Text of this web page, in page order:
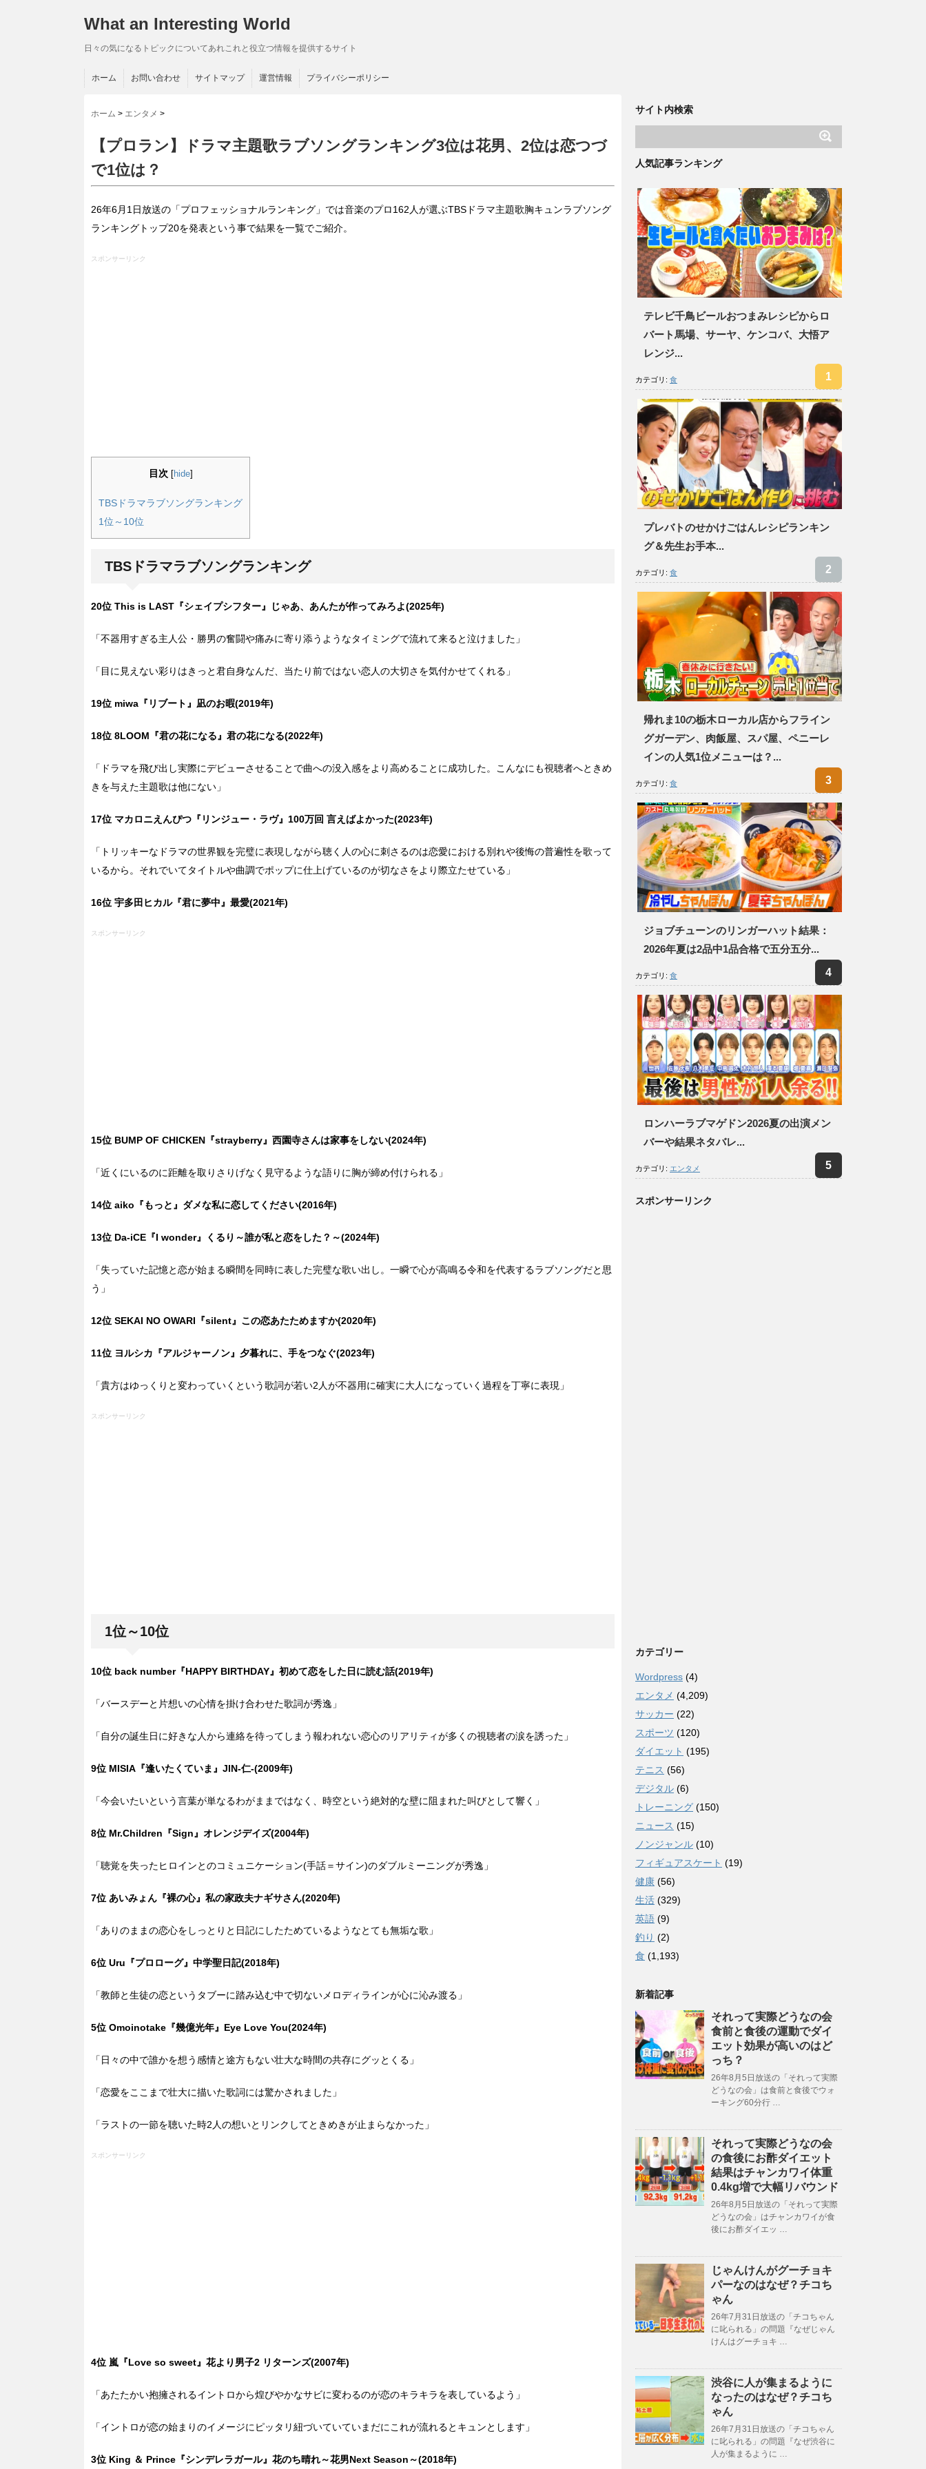
What an Interesting World
日々の気になるトピックについてあれこれと役立つ情報を提供するサイト
ホーム お問い合わせ サイトマップ 運営情報 プライバシーポリシー
ホーム > エンタメ >
【プロラン】ドラマ主題歌ラブソングランキング3位は花男、2位は恋つづ
で1位は？
26年6月1日放送の「プロフェッショナルランキング」では音楽のプロ162人が選ぶTBSドラマ主題歌胸キュンラブソング
ランキングトップ20を発表という事で結果を一覧でご紹介。
スポンサーリンク
目次 [hide]
TBSドラマラブソングランキング
1位～10位
TBSドラマラブソングランキング
20位 This is LAST『シェイプシフター』じゃあ、あんたが作ってみろよ(2025年)
「不器用すぎる主人公・勝男の奮闘や痛みに寄り添うようなタイミングで流れて来ると泣けました」
「目に見えない彩りはきっと君自身なんだ、当たり前ではない恋人の大切さを気付かせてくれる」
19位 miwa『リブート 』凪のお暇(2019年)
18位 8LOOM『君の花になる』君の花になる(2022年)
「ドラマを飛び出し実際にデビューさせることで曲への没入感をより高めることに成功した。こんなにも視聴者へときめ
きを与えた主題歌は他にない」
17位 マカロニえんぴつ『リンジュー・ラヴ』100万回 言えばよかった(2023年)
「トリッキーなドラマの世界観を完璧に表現しながら聴く人の心に刺さるのは恋愛における別れや後悔の普遍性を歌って
いるから。それでいてタイトルや曲調でポップに仕上げているのが切なさをより際立たせている」
16位 宇多田ヒカル『君に夢中』最愛(2021年)
スポンサーリンク
15位 BUMP OF CHICKEN『strayberry』西園寺さんは家事をしない(2024年)
「近くにいるのに距離を取りさりげなく見守るような語りに胸が締め付けられる」
14位 aiko『もっと』ダメな私に恋してください(2016年)
13位 Da-iCE『I wonder』くるり～誰が私と恋をした？～(2024年)
「失っていた記憶と恋が始まる瞬間を同時に表した完璧な歌い出し。一瞬で心が高鳴る令和を代表するラブソングだと思
う」
12位 SEKAI NO OWARI『silent』この恋あたためますか(2020年)
11位 ヨルシカ『アルジャーノン』夕暮れに、手をつなぐ(2023年)
「貴方はゆっくりと変わっていくという歌詞が若い2人が不器用に確実に大人になっていく過程を丁寧に表現」
スポンサーリンク
1位～10位
10位 back number『HAPPY BIRTHDAY』初めて恋をした日に読む話(2019年)
「バースデーと片想いの心情を掛け合わせた歌詞が秀逸」
「自分の誕生日に好きな人から連絡を待ってしまう報われない恋心のリアリティが多くの視聴者の涙を誘った」
9位 MISIA『逢いたくていま』JIN-仁-(2009年)
「今会いたいという言葉が単なるわがままではなく、時空という絶対的な壁に阻まれた叫びとして響く」
8位 Mr.Children『Sign』オレンジデイズ(2004年)
「聴覚を失ったヒロインとのコミュニケーション(手話＝サイン)のダブルミーニングが秀逸」
7位 あいみょん『裸の心』私の家政夫ナギサさん(2020年)
「ありのままの恋心をしっとりと日記にしたためているようなとても無垢な歌」
6位 Uru『プロローグ』中学聖日記(2018年)
「教師と生徒の恋というタブーに踏み込む中で切ないメロディラインが心に沁み渡る」
5位 Omoinotake『幾億光年』Eye Love You(2024年)
「日々の中で誰かを想う感情と途方もない壮大な時間の共存にグッとくる」
「恋愛をここまで壮大に描いた歌詞には驚かされました」
「ラストの一節を聴いた時2人の想いとリンクしてときめきが止まらなかった」
スポンサーリンク
4位 嵐『Love so sweet』花より男子2 リターンズ(2007年)
「あたたかい抱擁されるイントロから煌びやかなサビに変わるのが恋のキラキラを表しているよう」
「イントロが恋の始まりのイメージにピッタリ紐づいていていまだにこれが流れるとキュンとします」
3位 King ＆ Prince『シンデレラガール』花のち晴れ～花男Next Season～(2018年)
サイト内検索
人気記事ランキング
テレビ千鳥ビールおつまみレシピからロ
バート馬場、サーヤ、ケンコバ、大悟ア
レンジ...
カテゴリ: 食
プレバトのせかけごはんレシピランキン
グ＆先生お手本...
カテゴリ: 食
帰れま10の栃木ローカル店からフライン
グガーデン、肉飯屋、スパ屋、ペニーレ
インの人気1位メニューは？...
カテゴリ: 食
ジョブチューンのリンガーハット結果：
2026年夏は2品中1品合格で五分五分...
カテゴリ: 食
ロンハーラブマゲドン2026夏の出演メン
バーや結果ネタバレ...
カテゴリ: エンタメ
スポンサーリンク
カテゴリー
Wordpress (4)
エンタメ (4,209)
サッカー (22)
スポーツ (120)
ダイエット (195)
テニス (56)
デジタル (6)
トレーニング (150)
ニュース (15)
ノンジャンル (10)
フィギュアスケート (19)
健康 (56)
生活 (329)
英語 (9)
釣り (2)
食 (1,193)
新着記事
それって実際どうなの会
食前と食後の運動でダイ
エット効果が高いのはど
っち？
26年8月5日放送の「それって実際
どうなの会」は食前と食後でウォ
ーキング60分行 …
それって実際どうなの会
の食後にお酢ダイエット
結果はチャンカワイ体重
0.4kg増で大幅リバウンド
26年8月5日放送の「それって実際
どうなの会」はチャンカワイが食
後にお酢ダイエッ …
じゃんけんがグーチョキ
パーなのはなぜ？チコち
ゃん
26年7月31日放送の「チコちゃん
に叱られる」の問題『なぜじゃん
けんはグーチョキ …
渋谷に人が集まるように
なったのはなぜ？チコち
ゃん
26年7月31日放送の「チコちゃん
に叱られる」の問題『なぜ渋谷に
人が集まるように …